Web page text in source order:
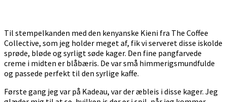
Til stempelkanden med den kenyanske Kieni fra The Coffee
Collective, som jeg holder meget af, fik vi serveret disse iskolde
sprøde, bløde og syrligt søde kager. Den fine pangfarvede
creme i midten er blåbæris. De var små himmerigsmundfulde
og passede perfekt til den syrlige kaffe.
Første gang jeg var på Kadeau, var der æbleis i disse kager. Jeg